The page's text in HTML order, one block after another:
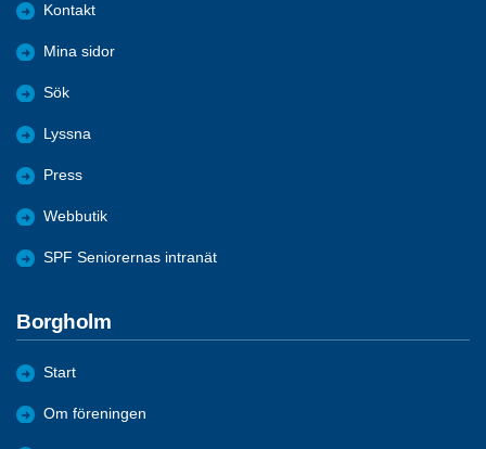
Kontakt
Mina sidor
Sök
Lyssna
Press
Webbutik
SPF Seniorernas intranät
Borgholm
Start
Om föreningen